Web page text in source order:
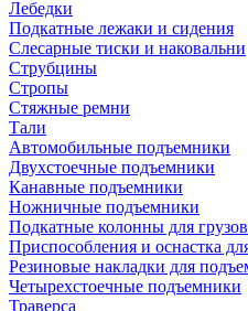
Лебедки
Подкатные лежаки и сидения
Слесарные тиски и наковальни
Струбцины
Стропы
Стяжные ремни
Тали
Автомобильные подъемники
Двухстоечные подъемники
Канавные подъемники
Ножничные подъемники
Подкатные колонны для
Приспособления и оснастка
Резиновые накладки для
Четырехстоечные подъемники
Траверса